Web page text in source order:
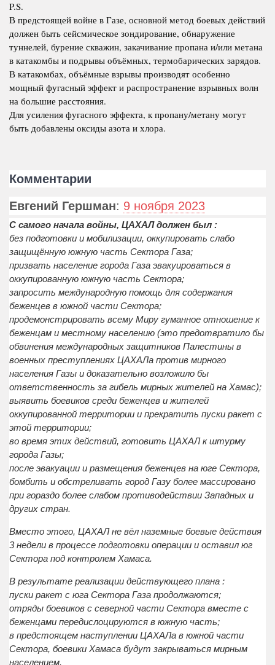
P.S.
В предстоящей войне в Газе, основной метод боевых действий
должен быть сейсмическое зондирование, обнаружение
туннелей, бурение скважин, закачивание пропана и/или метана
в катакомбы и подрывы объёмных, термобарических зарядов.
В катакомбах, объёмные взрывы производят особенно
мощный фугасный эффект и распространение взрывных волн
на большие расстояния.
Для усиления фугасного эффекта, к пропану/метану могут
быть добавлены оксиды азота и хлора.
Комментарии
Евгений Гершман: 9 ноября 2023
С самого начала войны, ЦАХАЛ должен был :
без подготовки и мобилизации, оккупировать слабо
защищённую южную часть Сектора Газа;
призвать население города Газа эвакуироваться в
оккупированную южную часть Сектора;
запросить международную помощь для содержания
беженцев в южной части Сектора;
продемонстрировать всему Миру гуманное отношение к
беженцам и местному населению (это предотвратило бы
обвинения международных защитников Палестины в
военных преступлениях ЦАХАЛа против мирного
населения Газы и доказательно возложило бы
ответственность за гибель мирных жителей на Хамас);
выявить боевиков среди беженцев и жителей
оккупированной территории и прекратить пуски ракет с
этой территории;
во время этих действий, готовить ЦАХАЛ к штурму
города Газы;
после эвакуации и размещения беженцев на юге Сектора,
бомбить и обстреливать город Газу более массировано
при гораздо более слабом противодействии Западных и
других стран.
Вместо этого, ЦАХАЛ не вёл наземные боевые действия
3 недели в процессе подготовки операции и оставил юг
Сектора под контролем Хамаса.
В результате реализации действующего плана :
пуски ракет с юга Сектора Газа продолжаются;
отряды боевиков с северной части Сектора вместе с
беженцами передислоцируются в южную часть;
в предстоящем наступлении ЦАХАЛа в южной части
Сектора, боевики Хамаса будут закрываться мирным
населением.